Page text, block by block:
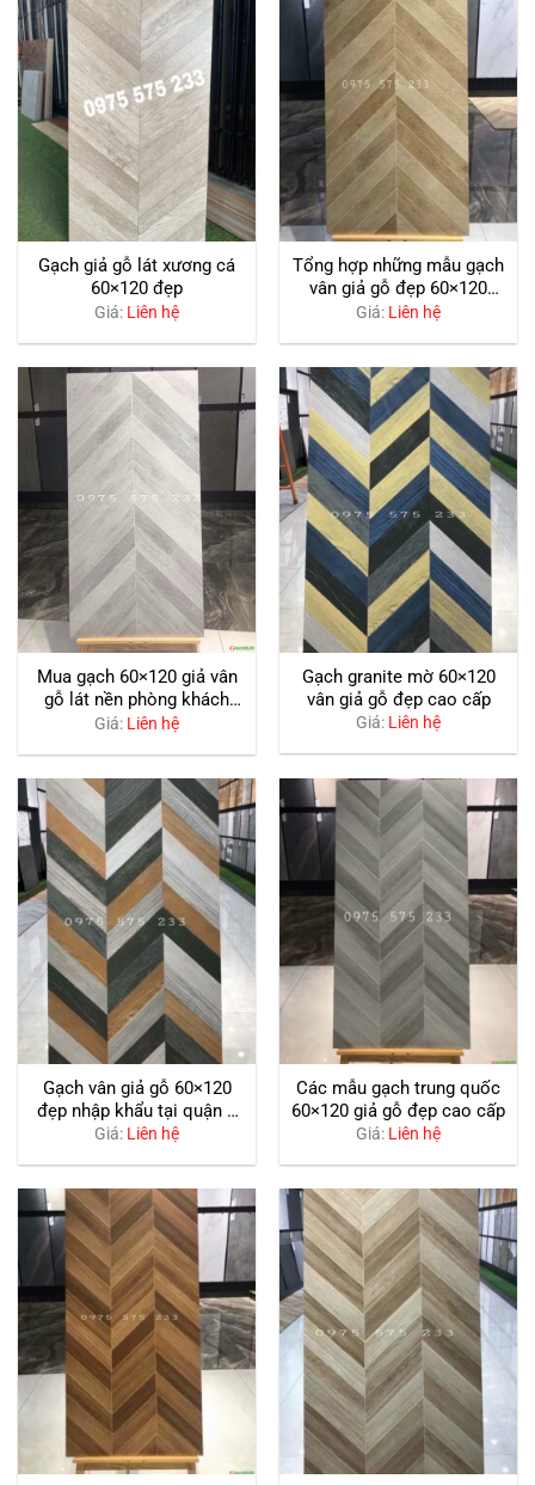
Gạch giả gỗ lát xương cá
60×120 đẹp
Giá: Liên hệ
Tổng hợp những mẫu gạch
vân giả gỗ đẹp 60×120
sang trọng
Giá: Liên hệ
Mua gạch 60×120 giả vân
gỗ lát nền phòng khách
đẹp cao cấp
Giá: Liên hệ
Gạch granite mờ 60×120
vân giả gỗ đẹp cao cấp
Giá: Liên hệ
Gạch vân giả gỗ 60×120
đẹp nhập khẩu tại quận 8
hcm
Giá: Liên hệ
Các mẫu gạch trung quốc
60×120 giả gỗ đẹp cao cấp
Giá: Liên hệ